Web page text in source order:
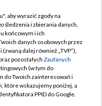
TVP
aby wyrazić zgody na
śledzenia i zbierania danych,
końcowym i ich
danych osobowych przez
dalej również „TVP”),
pozostałych Zaufanych
(w tym do
do Twoich zainteresowań i
które wskazujemy poniżej, a
PPID do Google.